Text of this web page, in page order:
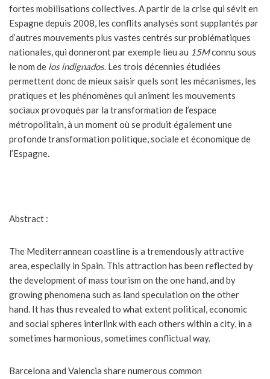
fortes mobilisations collectives. A partir de la crise qui sévit en
Espagne depuis 2008, les conflits analysés sont supplantés par
d’autres mouvements plus vastes centrés sur problématiques
nationales, qui donneront par exemple lieu au 15Mconnu sous
le nom de los indignados. Les trois décennies étudiées
permettent donc de mieux saisir quels sont les mécanismes, les
pratiques et les phénomènes qui animent les mouvements
sociaux provoqués par la transformation de l’espace
métropolitain, à un moment où se produit également une
profonde transformation politique, sociale et économique de
l’Espagne.
Abstract :
The Mediterrannean coastline is a tremendously attractive
area, especially in Spain. This attraction has been reflected by
the development of mass tourism on the one hand, and by
growing phenomena such as land speculation on the other
hand. It has thus revealed to what extent political, economic
and social spheres interlink with each others within a city, in a
sometimes harmonious, sometimes conflictual way.
Barcelona and Valencia share numerous common